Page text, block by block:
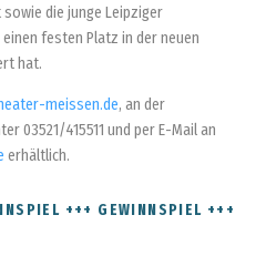
die junge Leipziger
festen Platz in der neuen
hat.
meissen.de, an der
03521/415511 und per E-Mail an
erhältlich.
+++ GEWINNSPIEL +++